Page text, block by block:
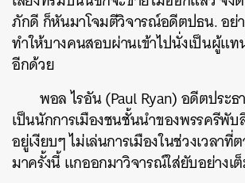
ภักดี ก็หันมาโจมตีวิจารณ์อดีตปธน. อย่
ทำให้บางคนสอบผ่านเข้าไปนั่งเป็นผู้แ
อีกด้วย
พอล ไรอัน (Paul Ryan) อดีตประธ
เป็นนักการเมืองชนชั้นนำของพรรครีพั
อยู่เงียบๆ ไม่เล่นการเมืองในช่วงเวลา
มาครั้งนี้ แกออกมาวิจารณ์ใส่ยับอย่างเ